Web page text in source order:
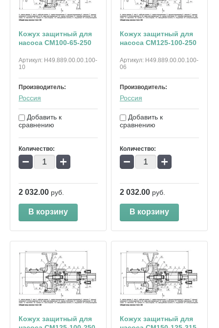
Кожух защитный для
насоса СМ100-65-250
Артикул: Н49.889.00.00.100-
10
Производитель:
Россия
Добавить к
сравнению
Количество:
− +
2 032.00 руб.
В корзину
Кожух защитный для
насоса СМ125-100-250
Артикул:Н49.889.00.00.100-
06
Производитель:
Россия
Добавить к
сравнению
Количество:
− +
2 032.00 руб.
В корзину
Кожух защитный для
Кожух защитный для